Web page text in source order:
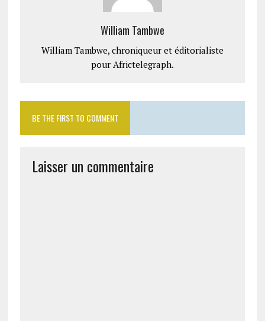
William Tambwe
William Tambwe, chroniqueur et éditorialiste
pour Africtelegraph.
BE THE FIRST TO COMMENT
Laisser un commentaire